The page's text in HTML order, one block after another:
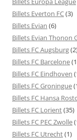
Billets Everton FC(3)
Billets Evian (6)
Billets Evian Thonon
Billets FC Augsburg
Billets FC Barcelone
Billets FC Eindhoven
Billets FC Groningue
Billets FC Hansa
Billets FC Lorient(35)
Billets FC PEC Zwolle
Billets FC Utrecht(1)